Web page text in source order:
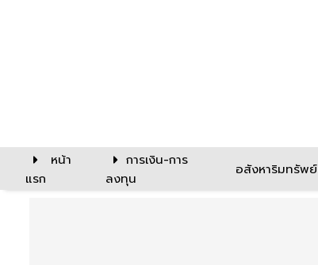
หน้า
แรก
การเงิน-การ
ลงทุน
อสังหาริมทรัพย์